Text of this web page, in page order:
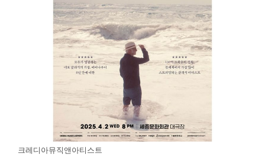
크레디아뮤직앤아티스트